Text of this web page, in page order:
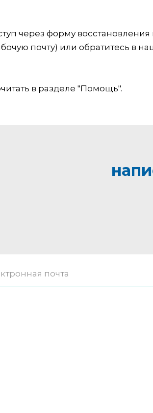
через форму восстановления
почту) или обратитесь в
в разделе "Помощь".